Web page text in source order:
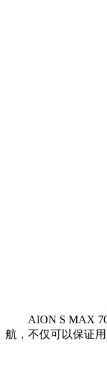
AION S MAX
航，不仅可以保证